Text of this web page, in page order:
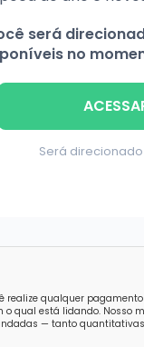
será
no
Será
realize qualquer
o qual está lidando.
— tanto